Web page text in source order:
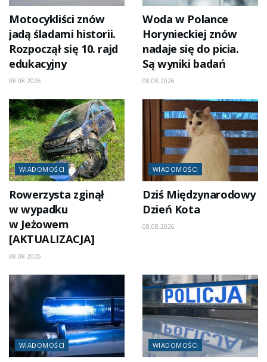
Motocykliści znów
jadą śladami historii.
Rozpoczął się 10. rajd
edukacyjny
08.08.2026
Woda w Polance
Horynieckiej znów
nadaje się do picia.
Są wyniki badań
08.08.2026
WIADOMOŚCI
Rowerzysta zginął
w wypadku
w Jeżowem
[AKTUALIZACJA]
08.08.2026
WIADOMOŚCI
Dziś Międzynarodowy
Dzień Kota
08.08.2026
WIADOMOŚCI WIADOMOŚCI